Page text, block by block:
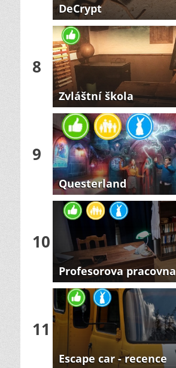
DeCrypt
8
Zvláštní škola
9
Questerland
10
Profesorova pracovna
11
Escape car - recence